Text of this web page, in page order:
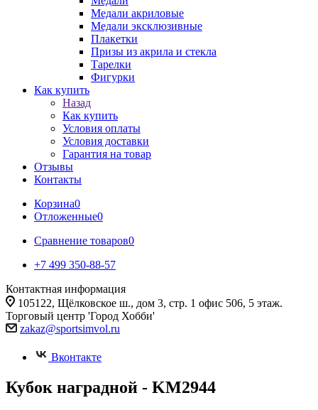
Медали акриловые
Медали эксклюзивные
Плакетки
Призы из акрила и стекла
Тарелки
Фигурки
Как купить
Назад
Как купить
Условия оплаты
Условия доставки
Гарантия на товар
Отзывы
Контакты
Корзина0
Отложенные0
Сравнение товаров0
+7 499 350-88-57
Контактная информация
105122, Щёлковское ш., дом 3, стр. 1 офис 506, 5 этаж.
Торговый центр 'Город Хобби'
zakaz@sportsimvol.ru
Вконтакте
Кубок наградной - KM2944